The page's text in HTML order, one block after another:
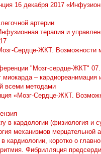
16 декабря 2017
артерии
терапия и
Сердце-ЖКТ. Возможности
"Мозг-сердце-ЖКТ"
– кардиореанимация
всеми методами
«Мозг-Сердце-ЖКТ.
в кардологии (физиология и
механизмов мерцательной
кардиологии, коротко о
Фибрилляция